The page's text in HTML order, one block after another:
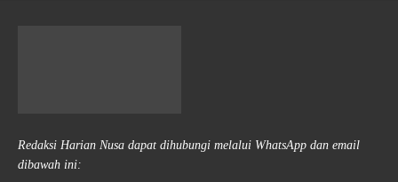
Redaksi Harian Nusa dapat dihubungi melalui WhatsApp dan email
dibawah ini: